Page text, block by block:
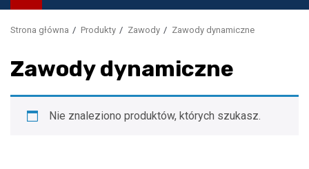
główne
Strona główna Produkty Zawody Zawody dynamiczne
Zawody dynamiczne
Nie znaleziono produktów, których szukasz.